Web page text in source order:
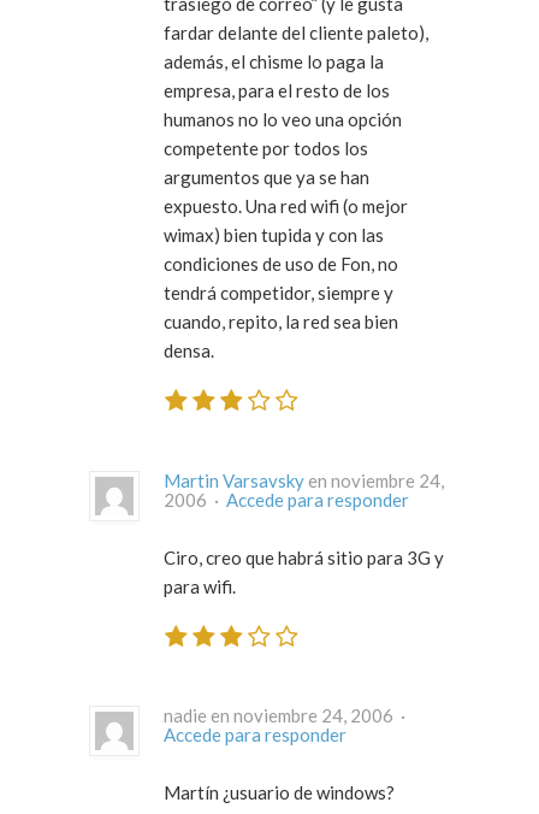
fardar delante del cliente paleto),
además, el chisme lo paga la
empresa, para el resto de los
humanos no lo veo una opción
competente por todos los
argumentos que ya se han
expuesto. Una red wifi (o mejor
wimax) bien tupida y con las
condiciones de uso de Fon, no
tendrá competidor, siempre y
cuando, repito, la red sea bien
densa.
Martin Varsavsky en noviembre 24,
2006 · Accede para responder
Ciro, creo que habrá sitio para 3G y
para wifi.
nadie en noviembre 24, 2006 ·
Accede para responder
Martín ¿usuario de windows?